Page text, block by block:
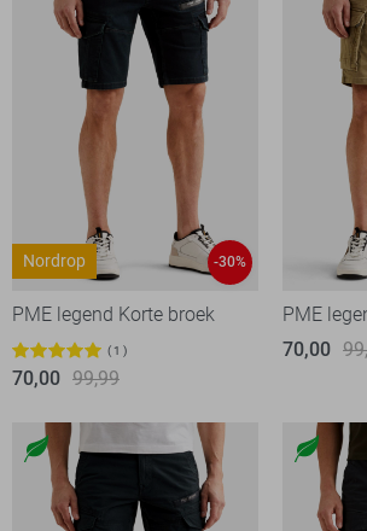
Nordrop -30%
PME legend Korte broek
1
70,00 99,99
PME
70,00